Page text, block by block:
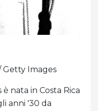
Getty Images
nata in Costa Rica
anni '30 da